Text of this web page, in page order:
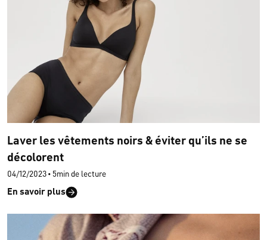
Laver les vêtements noirs & éviter qu’ils ne se
décolorent
04/12/2023 • 5min de lecture
En savoir plus